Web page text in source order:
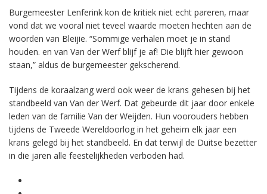
Burgemeester Lenferink kon de kritiek niet echt pareren, maar
vond dat we vooral niet teveel waarde moeten hechten aan de
woorden van Bleijie. “Sommige verhalen moet je in stand
houden. en van Van der Werf blijf je af! Die blijft hier gewoon
staan,” aldus de burgemeester gekscherend.
Tijdens de koraalzang werd ook weer de krans gehesen bij het
standbeeld van Van der Werf. Dat gebeurde dit jaar door enkele
leden van de familie Van der Weijden. Hun voorouders hebben
tijdens de Tweede Wereldoorlog in het geheim elk jaar een
krans gelegd bij het standbeeld. En dat terwijl de Duitse bezetter
in die jaren alle feestelijkheden verboden had.